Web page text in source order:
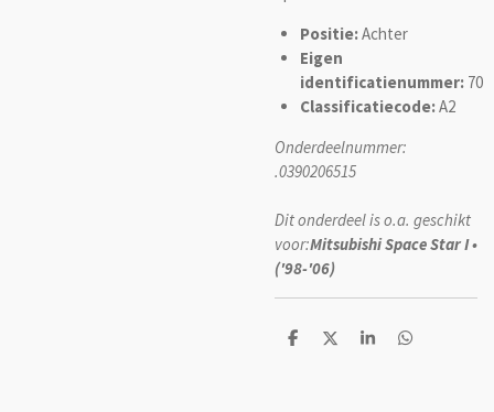
Positie:Achter
Eigen
identificatienummer: 70
Classificatiecode:A2
Onderdeelnummer:
.0390206515
Dit onderdeel is o.a. geschikt
voor:Mitsubishi Space Star I •
('98-'06)
D
D
S
D